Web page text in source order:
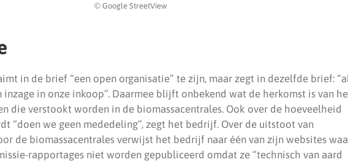
© Google StreetView
in de brief “een open organisatie” te zijn, maar zegt in dezelfde brief:
inzage in onze inkoop”. Daarmee blijft onbekend wat de herkomst is van
die verstookt worden in de biomassacentrales. Ook over de hoeveelheid
“doen we geen mededeling”, zegt het bedrijf. Over de uitstoot van
de biomassacentrales verwijst het bedrijf naar één van zijn websites
rapportages niet worden gepubliceerd omdat ze “technisch van aard